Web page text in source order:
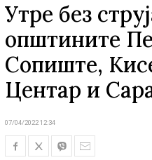
Утре без
општините
Сопиште,
Центар и
07/04/2022 12:34